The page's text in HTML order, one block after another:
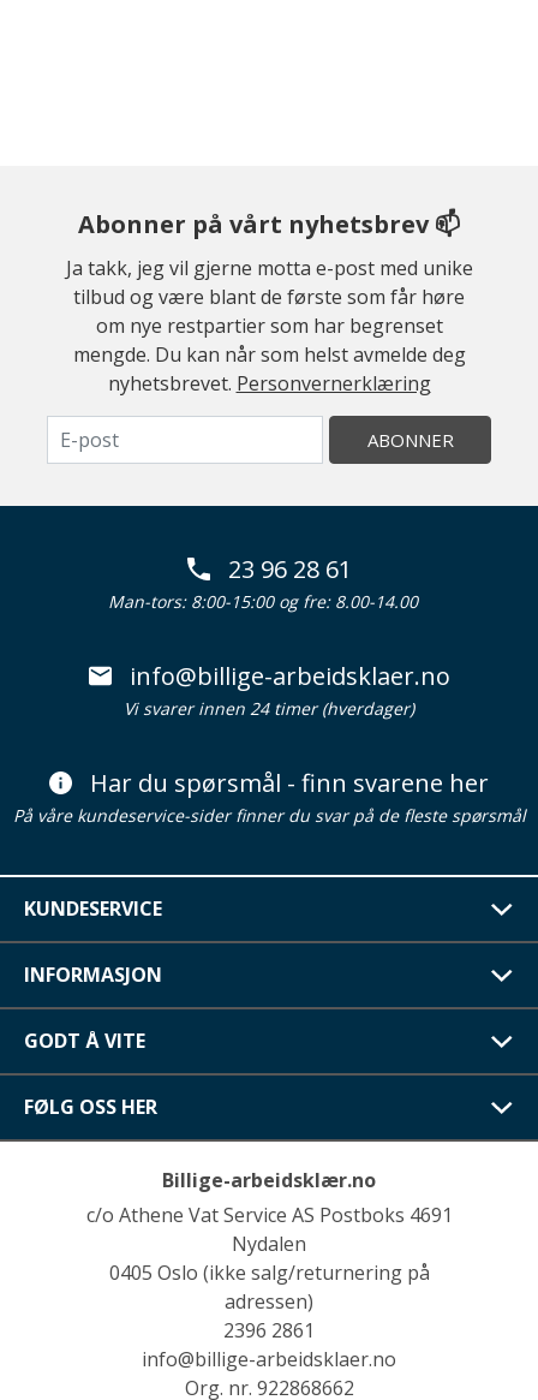
Abonner på vårt nyhetsbrev 📫
Ja takk, jeg vil gjerne motta e-post med unike
tilbud og være blant de første som får høre
om nye restpartier som har begrenset
mengde. Du kan når som helst avmelde deg
nyhetsbrevet. Personvernerklæring
ABONNER
23 96 28 61
Man-tors: 8:00-15:00 og fre: 8.00-14.00
info@billige-arbeidsklaer.no
Vi svarer innen 24 timer (hverdager)
Har du spørsmål - finn svarene her
På våre kundeservice-sider finner du svar på de fleste spørsmål
KUNDESERVICE
INFORMASJON
GODT Å VITE
FØLG OSS HER
Billige-arbeidsklær.no
c/o Athene Vat Service AS Postboks 4691
Nydalen
0405 Oslo (ikke salg/returnering på
adressen)
2396 2861
info@billige-arbeidsklaer.no
Org. nr. 922868662